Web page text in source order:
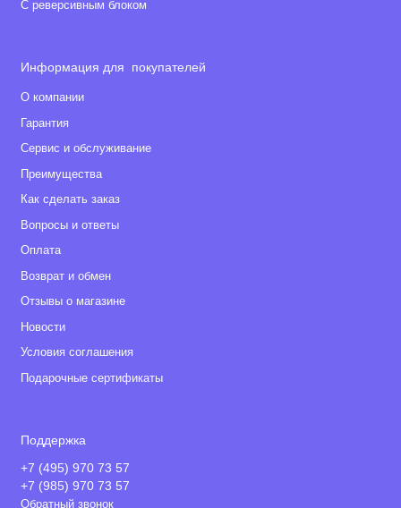
С реверсивным блоком
Информация для покупателей
О компании
Гарантия
Сервис и обслуживание
Преимущества
Как сделать заказ
Вопросы и ответы
Оплата
Возврат и обмен
Отзывы о магазине
Новости
Условия соглашения
Подарочные сертификаты
Поддержка
+7 (495) 970 73 57
+7 (985) 970 73 57
Обратный звонок